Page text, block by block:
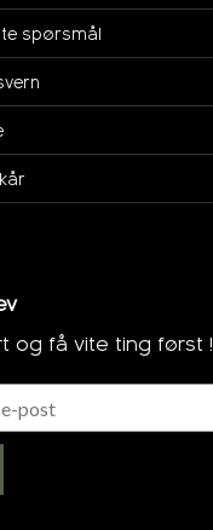
spørsmål
og få vite ting først !